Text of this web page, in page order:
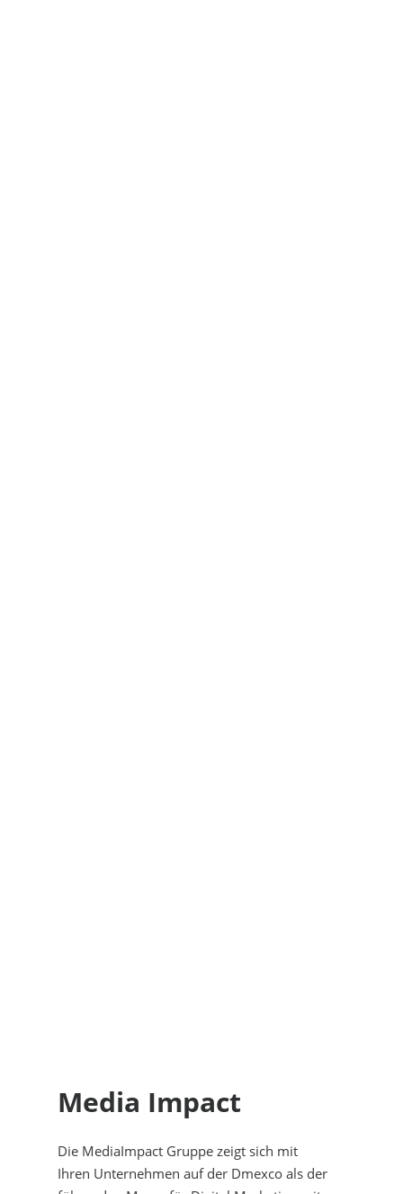
Media Impact
Die MediaImpact Gruppe zeigt sich mit
Ihren Unternehmen auf der Dmexco als der